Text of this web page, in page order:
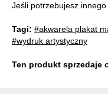
Jeśli potrzebujesz
Tagi: #akwarela plakat
#wydruk artystyczny
Ten produkt sprzedaje